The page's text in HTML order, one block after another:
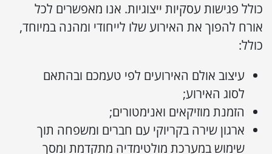
כולל פגישות עסקיות ייצוגיות. אנו מאפשרים לכל
אורח להפוך את האירוע שלו לייחודי ומהנה במיוחד,
כולל:
עיצוב אולם האירועים לפי טעמכם ובהתאם
לסוג האירוע;
הזמנת מוזיקאים ואנימטורים;
ארגון שירה בקריוקי עם חברים ומשפחה תוך
שימוש במערכת מולטימדיה מתקדמת ומסך